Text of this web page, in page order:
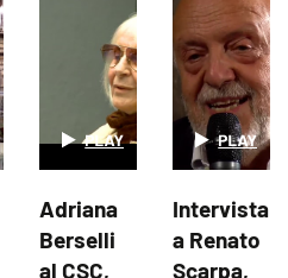
Adriana
Berselli
al CSC,
Intervista
a Renato
Scarpa,